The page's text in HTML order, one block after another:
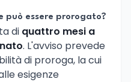
può essere prorogato?
di quattro mesi a
. L'avviso prevede
di proroga, la cui
esigenze